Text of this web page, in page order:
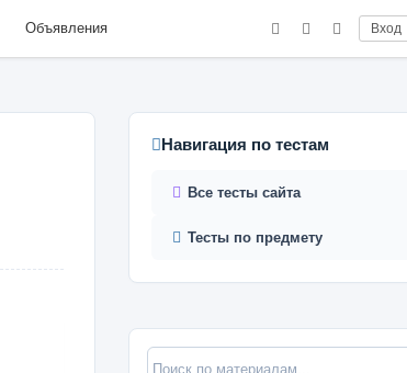
Объявления Вход
Навигация по тестам
Все тесты сайта
Тесты по предмету